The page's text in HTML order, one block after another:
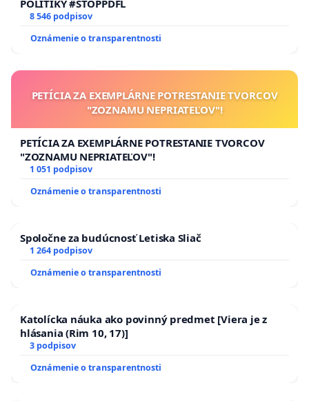
POLITIKY #STOPPDFL
8 546 podpisov
Oznámenie o transparentnosti
PETÍCIA ZA EXEMPLÁRNE POTRESTANIE TVORCOV
"ZOZNAMU NEPRIATEĽOV"!
PETÍCIA ZA EXEMPLÁRNE POTRESTANIE TVORCOV
"ZOZNAMU NEPRIATEĽOV"!
1 051 podpisov
Oznámenie o transparentnosti
Spoločne za budúcnosť Letiska Sliač
1 264 podpisov
Oznámenie o transparentnosti
Katolícka náuka ako povinný predmet [Viera je z
hlásania (Rim 10, 17)]
3 podpisov
Oznámenie o transparentnosti